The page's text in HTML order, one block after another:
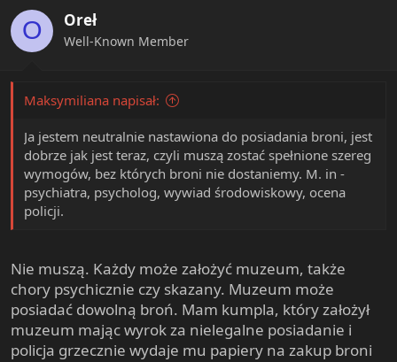
o
n
s
O Oreł
Well-Known Member
Maksymiliana napisał:
Ja jestem neutralnie nastawiona do posiadania broni, jest
dobrze jak jest teraz, czyli muszą zostać spełnione szereg
wymogów, bez których broni nie dostaniemy. M. in -
psychiatra, psycholog, wywiad środowiskowy, ocena
policji.
Nie muszą. Każdy może założyć muzeum, także
chory psychicznie czy skazany. Muzeum może
posiadać dowolną broń. Mam kumpla, który założył
muzeum mając wyrok za nielegalne posiadanie i
policja grzecznie wydaje mu papiery na zakup broni